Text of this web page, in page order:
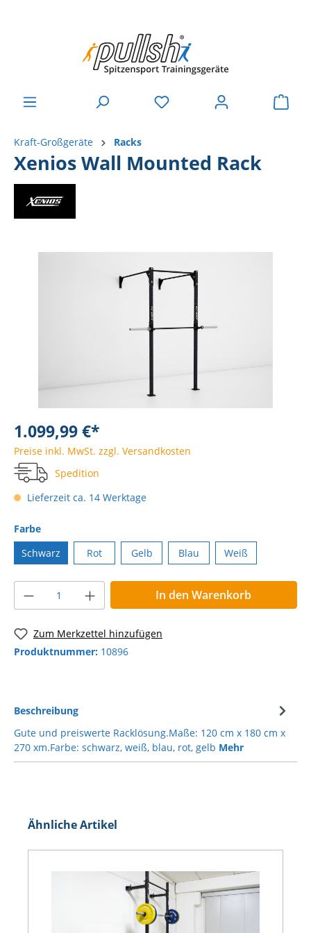
Kraft-Großgeräte Racks
Xenios Wall Mounted Rack
1.099,99 €*
Preise inkl. MwSt. zzgl. Versandkosten
Spedition
Lieferzeit ca. 14 Werktage
Farbe
Schwarz
Rot Gelb Blau Weiß
In den Warenkorb
Zum Merkzettel hinzufügen
Produktnummer: 10896
Beschreibung
Gute und preiswerte Racklösung.Maße: 120 cm x 180 cm x
270 xm.Farbe: schwarz, weiß, blau, rot, gelb Mehr
Ähnliche Artikel